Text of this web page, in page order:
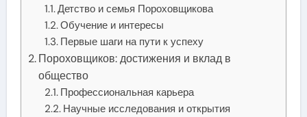
Детство и семья Пороховщикова
Обучение и интересы
Первые шаги на пути к успеху
Пороховщиков: достижения и вклад в
общество
Профессиональная карьера
Научные исследования и открытия